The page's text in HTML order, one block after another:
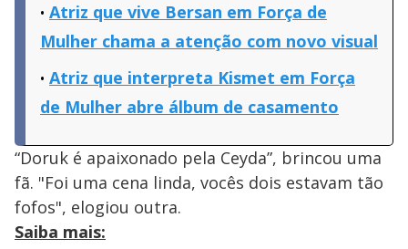
Atriz que vive Bersan em Força de
Mulher chama a atenção com novo visual
Atriz que interpreta Kismet em Força
de Mulher abre álbum de casamento
“Doruk é apaixonado pela Ceyda”, brincou uma
fã. "Foi uma cena linda, vocês dois estavam tão
fofos", elogiou outra.
Saiba mais: